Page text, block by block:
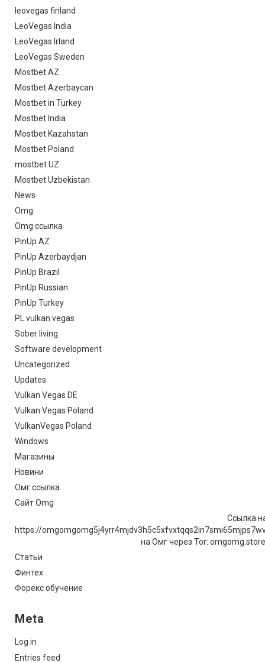
leovegas finland
LeoVegas India
LeoVegas Irland
LeoVegas Sweden
Mostbet AZ
Mostbet Azerbaycan
Mostbet in Turkey
Mostbet India
Mostbet Kazahstan
Mostbet Poland
mostbet UZ
Mostbet Uzbekistan
News
Omg
Omg ссылка
PinUp AZ
PinUp Azerbaydjan
PinUp Brazil
PinUp Russian
PinUp Turkey
PL vulkan vegas
Sober living
Software development
Uncategorized
Updates
Vulkan Vegas DE
Vulkan Vegas Poland
VulkanVegas Poland
Windows
Магазины
Новини
Омг ссылка
Сайт Omg
Ссылка
https://
на Омг через Tor:
Статьи
Финтех
Форекс обучение
Meta
Log in
Entries feed